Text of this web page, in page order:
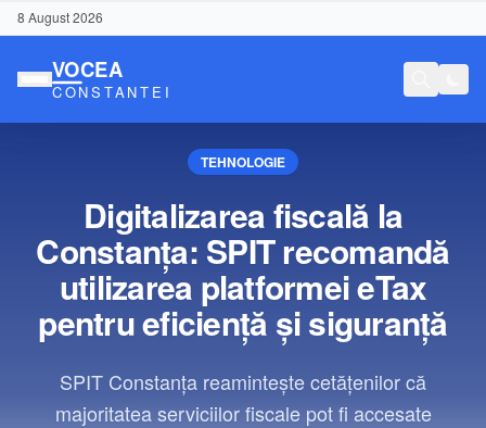
8 August 2026
TEHNOLOGIE
Digitalizarea fiscală la
Constanța: SPIT recomandă
utilizarea platformei eTax
pentru eficiență și siguranță
SPIT Constanța reamintește cetățenilor că
majoritatea serviciilor fiscale pot fi accesate